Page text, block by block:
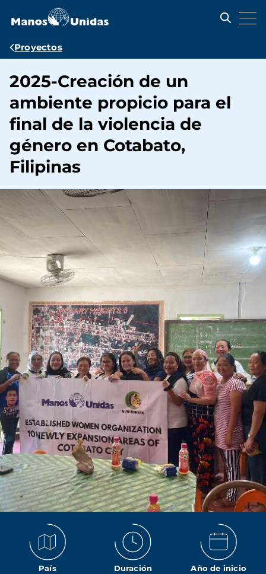
contenido
Ruta
navegación
Proyectos
2025-Creación de un
ambiente propicio para el
final de la violencia de
género en Cotabato,
Filipinas
País Duración Año de inicio